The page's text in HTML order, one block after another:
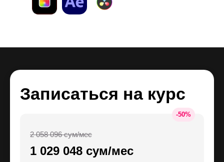
Записаться на курс
-50%
1 029 048 сум/мес
2 058 096 сум/мес